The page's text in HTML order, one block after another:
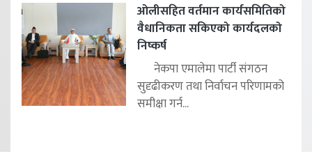
ओलीसहित वर्तमान कार्यसमितिको
वैधानिकता सकिएको कार्यदलको
निष्कर्ष
नेकपा एमालेमा पार्टी संगठन
सुदृढीकरण तथा निर्वाचन परिणामको
समीक्षा गर्न...